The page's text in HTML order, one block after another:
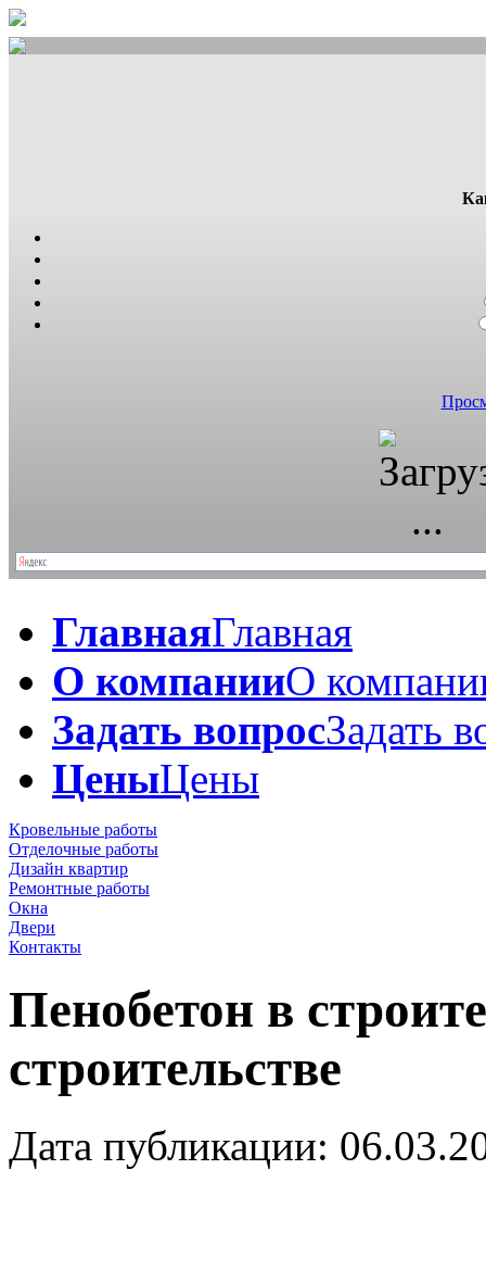
ГлавнаяГлавная
О компанииО
Задать вопросЗадать
ЦеныЦены
Кровельные работы
Отделочные работы
Дизайн квартир
Ремонтные работы
Окна
Двери
Контакты
Пенобетон в
строительстве
Дата публикации: